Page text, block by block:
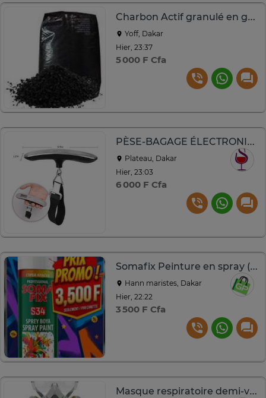
Charbon Actif granulé en grande quantité
Yoff, Dakar
Hier, 23:37
5 000 F Cfa
PÈSE-BAGAGE ÉLECTRONIQUE TOP
Plateau, Dakar
Hier, 23:03
6 000 F Cfa
Somafix Peinture en spray (toutes les couleurs)
Hann maristes, Dakar
Hier, 22:22
3 500 F Cfa
Masque respiratoire demi-visage avec filtres et lunettes